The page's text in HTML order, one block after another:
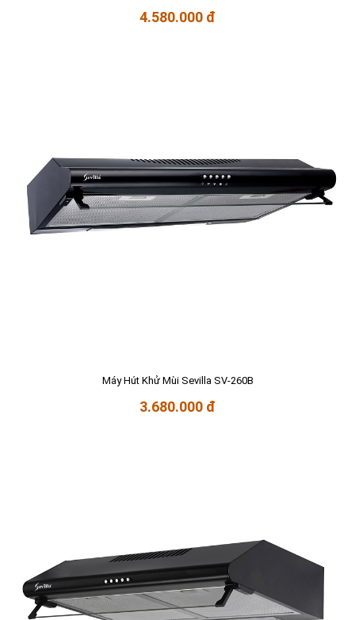
4.580.000 đ
Máy Hút Khử Mùi Sevilla SV-260B
3.680.000 đ